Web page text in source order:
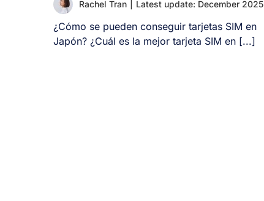
Rachel Tran Latest update: December 2025
¿Cómo se pueden conseguir tarjetas SIM en
Japón? ¿Cuál es la mejor tarjeta SIM en [...]